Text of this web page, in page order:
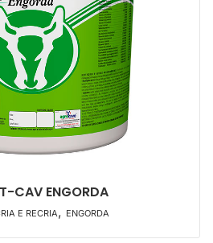
CAV ENGORDA
E RECRIA, ENGORDA